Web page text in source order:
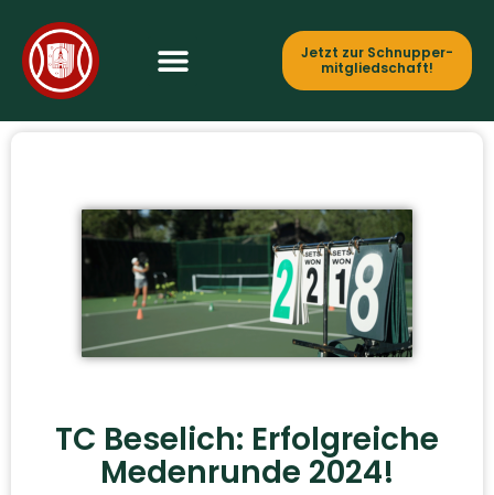
Jetzt zur Schnupper­
mitgliedschaft!
TC Beselich: Erfolgreiche
Medenrunde 2024!